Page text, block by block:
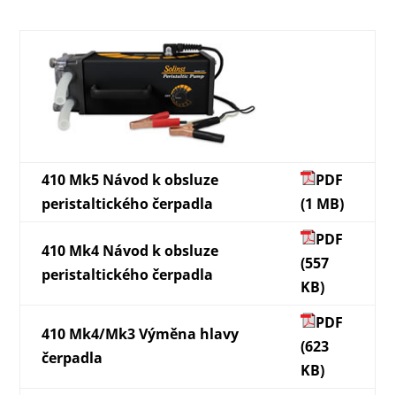
410 Mk5 Návod k obsluze
peristaltického čerpadla
PDF
(1 MB)
410 Mk4 Návod k obsluze
peristaltického čerpadla
PDF
(557
KB)
410 Mk4/Mk3 Výměna hlavy
čerpadla
PDF
(623
KB)